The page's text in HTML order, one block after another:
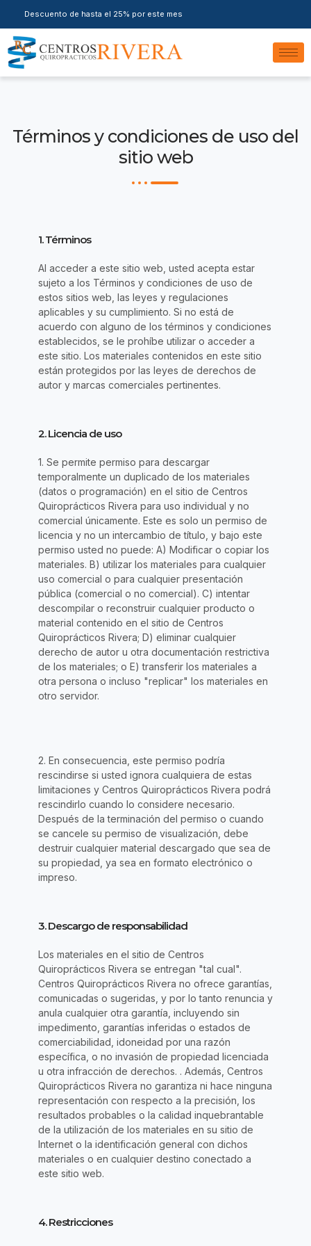
contenido
Descuento de hasta el 25% por este mes
Términos y condiciones de uso del
sitio web
1. Términos
Al acceder a este sitio web, usted acepta estar
sujeto a los Términos y condiciones de uso de
estos sitios web, las leyes y regulaciones
aplicables y su cumplimiento. Si no está de
acuerdo con alguno de los términos y condiciones
establecidos, se le prohíbe utilizar o acceder a
este sitio. Los materiales contenidos en este sitio
están protegidos por las leyes de derechos de
autor y marcas comerciales pertinentes.
2. Licencia de uso
1. Se permite permiso para descargar
temporalmente un duplicado de los materiales
(datos o programación) en el sitio de Centros
Quiroprácticos Rivera para uso individual y no
comercial únicamente. Este es solo un permiso de
licencia y no un intercambio de título, y bajo este
permiso usted no puede: A) Modificar o copiar los
materiales. B) utilizar los materiales para cualquier
uso comercial o para cualquier presentación
pública (comercial o no comercial). C) intentar
descompilar o reconstruir cualquier producto o
material contenido en el sitio de Centros
Quiroprácticos Rivera; D) eliminar cualquier
derecho de autor u otra documentación restrictiva
de los materiales; o E) transferir los materiales a
otra persona o incluso "replicar" los materiales en
otro servidor.
2. En consecuencia, este permiso podría
rescindirse si usted ignora cualquiera de estas
limitaciones y Centros Quiroprácticos Rivera podrá
rescindirlo cuando lo considere necesario.
Después de la terminación del permiso o cuando
se cancele su permiso de visualización, debe
destruir cualquier material descargado que sea de
su propiedad, ya sea en formato electrónico o
impreso.
3. Descargo de responsabilidad
Los materiales en el sitio de Centros
Quiroprácticos Rivera se entregan "tal cual".
Centros Quiroprácticos Rivera no ofrece garantías,
comunicadas o sugeridas, y por lo tanto renuncia y
anula cualquier otra garantía, incluyendo sin
impedimento, garantías inferidas o estados de
comerciabilidad, idoneidad por una razón
específica, o no invasión de propiedad licenciada
u otra infracción de derechos. . Además, Centros
Quiroprácticos Rivera no garantiza ni hace ninguna
representación con respecto a la precisión, los
resultados probables o la calidad inquebrantable
de la utilización de los materiales en su sitio de
Internet o la identificación general con dichos
materiales o en cualquier destino conectado a
este sitio web.
4. Restricciones